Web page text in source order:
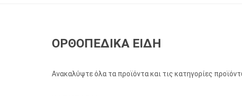
ΟΡΘΟΠΕΔΙΚΑ ΕΙΔΗ
Ανακαλύψτε όλα τα προϊόντα και τις κατηγορίες